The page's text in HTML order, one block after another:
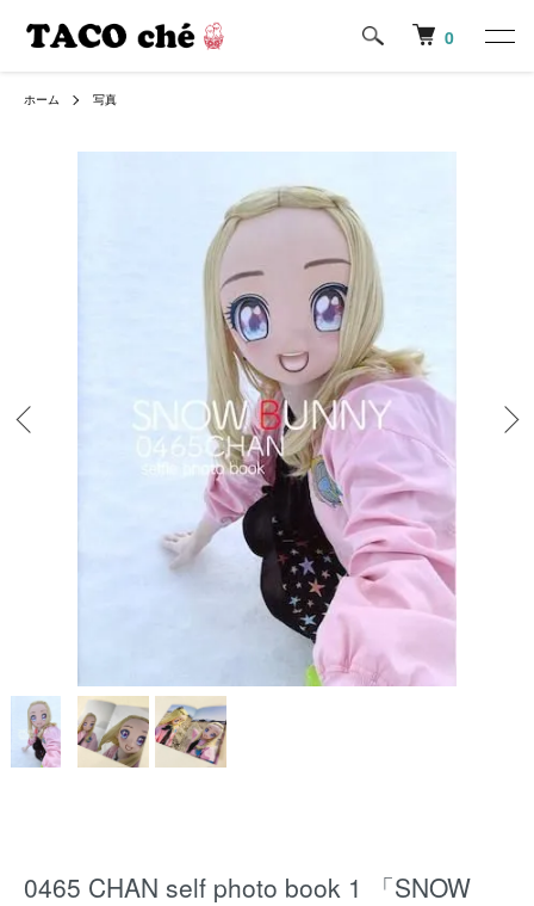
0
ホーム 写真
0465 CHAN self photo book 1 「SNOW